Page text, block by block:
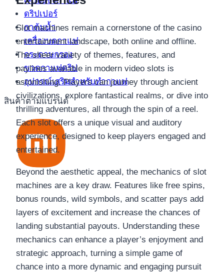
ดริปเปอร์
กาต้มน้ำ
เครื่องบดกาแฟ
กระดาษกรอง
ขวดกาแฟดริป
อุปกรณ์เสริมสำหรับทำกาแฟ
สินค้าตามแบรนด์
Slot machines remain a cornerstone of the casino
entertainment landscape, both online and offline.
The sheer variety of themes, features, and
paylines available in modern video slots is
astonishing. Players can journey through ancient
civilizations, explore fantastical realms, or dive into
thrilling adventures, all through the spin of a reel.
Each slot offers a unique visual and auditory
experience, designed to keep players engaged and
entertained.
Beyond the aesthetic appeal, the mechanics of slot
machines are a key draw. Features like free spins,
bonus rounds, wild symbols, and scatter pays add
layers of excitement and increase the chances of
landing substantial payouts. Understanding these
mechanics can enhance a player’s enjoyment and
strategic approach, turning a simple game of
chance into a more dynamic and engaging pursuit